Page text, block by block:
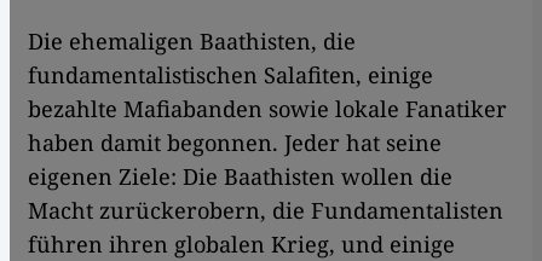
Die ehemaligen Baathisten, die
fundamentalistischen Salafiten, einige
bezahlte Mafiabanden sowie lokale Fanatiker
haben damit begonnen. Jeder hat seine
eigenen Ziele: Die Baathisten wollen die
Macht zurückerobern, die Fundamentalisten
führen ihren globalen Krieg, und einige